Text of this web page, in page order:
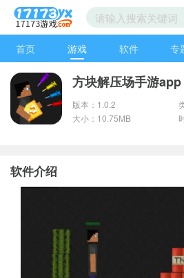
首页 游戏 软件 专
方块解压场手游app
版本：1.0.2
大小：10.75MB
软件介绍